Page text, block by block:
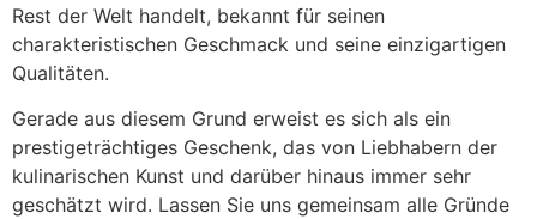
Rest der Welt handelt, bekannt für seinen
charakteristischen Geschmack und seine einzigartigen
Qualitäten.
Gerade aus diesem Grund erweist es sich als ein
prestigeträchtiges Geschenk, das von Liebhabern der
kulinarischen Kunst und darüber hinaus immer sehr
geschätzt wird. Lassen Sie uns gemeinsam alle Gründe